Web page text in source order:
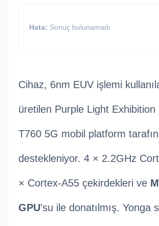
Hata: Sonuç bulunamadı
Cihaz, 6nm EUV işlemi
üretilen Purple Light Exhibition
T760 5G mobil platform
destekleniyor. 4 × 2.2GHz
× Cortex-A55 çekirdekleri ve
GPU'su ile donatılmış. Yonga